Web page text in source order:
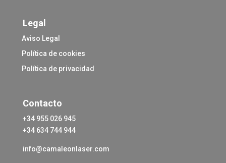
Legal
Aviso Legal
Política de cookies
Política de privacidad
Contacto
+34 955 026 945
+34 634 744 944
info@camaleonlaser.com